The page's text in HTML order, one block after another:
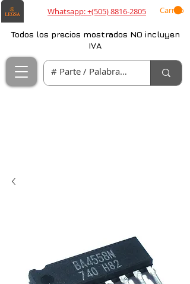
Whatsapp: +(505) 8816-2805 Carrito
Todos los precios mostrados NO incluyen
IVA